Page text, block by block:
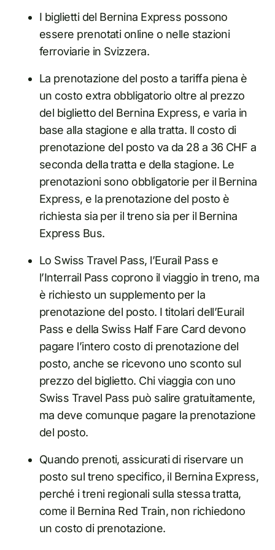
I biglietti del Bernina Express possono
essere prenotati online o nelle stazioni
ferroviarie in Svizzera.
La prenotazione del posto a tariffa piena è
un costo extra obbligatorio oltre al prezzo
del biglietto del Bernina Express, e varia in
base alla stagione e alla tratta. Il costo di
prenotazione del posto va da 28 a 36 CHF a
seconda della tratta e della stagione. Le
prenotazioni sono obbligatorie per il Bernina
Express, e la prenotazione del posto è
richiesta sia per il treno sia per il Bernina
Express Bus.
Lo Swiss Travel Pass, l’Eurail Pass e
l’Interrail Pass coprono il viaggio in treno, ma
è richiesto un supplemento per la
prenotazione del posto. I titolari dell’Eurail
Pass e della Swiss Half Fare Card devono
pagare l’intero costo di prenotazione del
posto, anche se ricevono uno sconto sul
prezzo del biglietto. Chi viaggia con uno
Swiss Travel Pass può salire gratuitamente,
ma deve comunque pagare la prenotazione
del posto.
Quando prenoti, assicurati di riservare un
posto sul treno specifico, il Bernina Express,
perché i treni regionali sulla stessa tratta,
come il Bernina Red Train, non richiedono
un costo di prenotazione.